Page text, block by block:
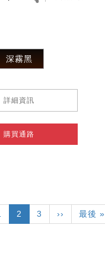
深霧黑
詳細資訊
購買通路
目
前
2
頁
面
3
下
一
››
Last
page
最後 »